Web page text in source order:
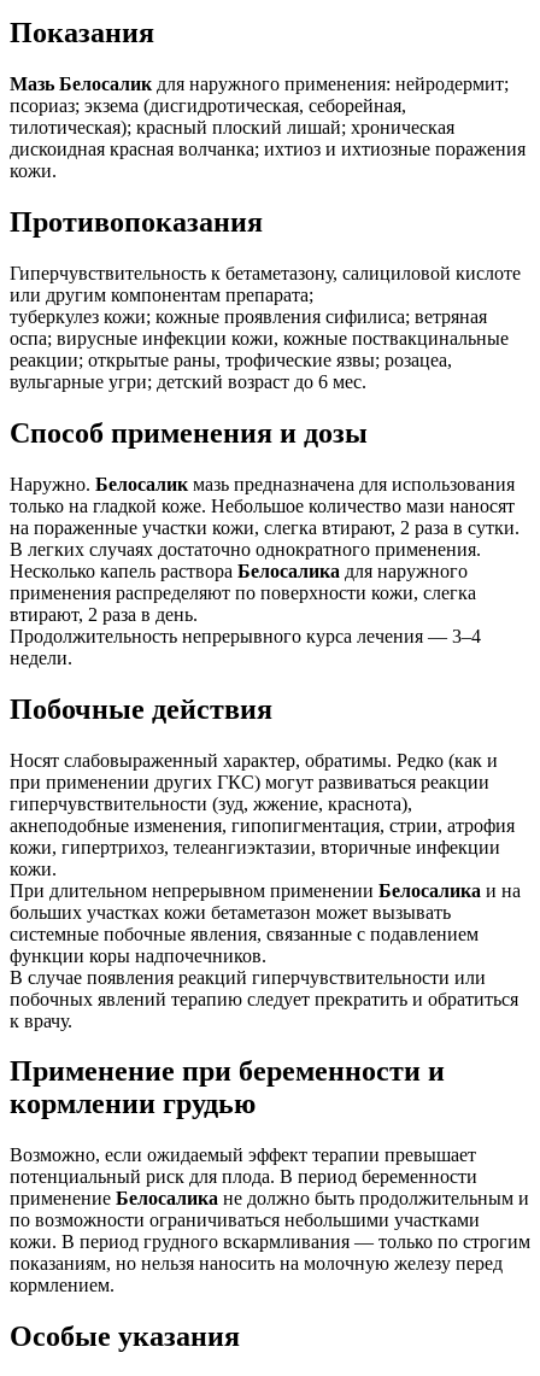
Показания
Мазь Белосалик для наружного применения: нейродермит;
псориаз; экзема (дисгидротическая, себорейная,
тилотическая); красный плоский лишай; хроническая
дискоидная красная волчанка; ихтиоз и ихтиозные поражения
кожи.
Противопоказания
Гиперчувствительность к бетаметазону, салициловой кислоте
или другим компонентам препарата;
туберкулез кожи; кожные проявления сифилиса; ветряная
оспа; вирусные инфекции кожи, кожные поствакцинальные
реакции; открытые раны, трофические язвы; розацеа,
вульгарные угри; детский возраст до 6 мес.
Способ применения и дозы
Наружно. Белосалик мазь предназначена для использования
только на гладкой коже. Небольшое количество мази наносят
на пораженные участки кожи, слегка втирают, 2 раза в сутки.
В легких случаях достаточно однократного применения.
Несколько капель раствора Белосалика для наружного
применения распределяют по поверхности кожи, слегка
втирают, 2 раза в день.
Продолжительность непрерывного курса лечения — 3–4
недели.
Побочные действия
Носят слабовыраженный характер, обратимы. Редко (как и
при применении других ГКС) могут развиваться реакции
гиперчувствительности (зуд, жжение, краснота),
акнеподобные изменения, гипопигментация, стрии, атрофия
кожи, гипертрихоз, телеангиэктазии, вторичные инфекции
кожи.
При длительном непрерывном применении Белосалика и на
больших участках кожи бетаметазон может вызывать
системные побочные явления, связанные с подавлением
функции коры надпочечников.
В случае появления реакций гиперчувствительности или
побочных явлений терапию следует прекратить и обратиться
к врачу.
Применение при беременности и
кормлении грудью
Возможно, если ожидаемый эффект терапии превышает
потенциальный риск для плода. В период беременности
применение Белосалика не должно быть продолжительным и
по возможности ограничиваться небольшими участками
кожи. В период грудного вскармливания — только по строгим
показаниям, но нельзя наносить на молочную железу перед
кормлением.
Особые указания